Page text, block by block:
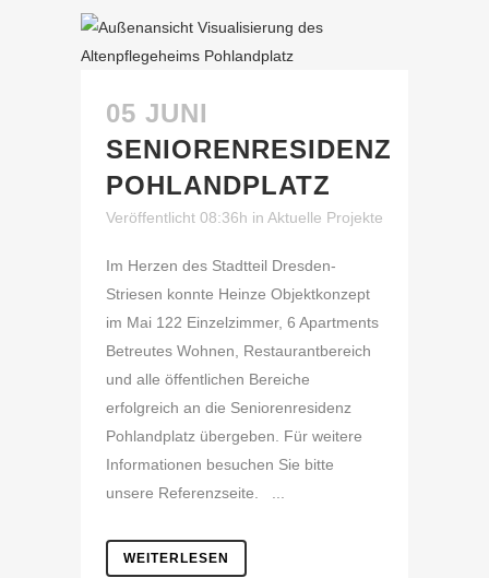
05 JUNI
SENIORENRESIDENZ
POHLANDPLATZ
Veröffentlicht 08:36h in Aktuelle Projekte
Im Herzen des Stadtteil Dresden-
Striesen konnte Heinze Objektkonzept
im Mai 122 Einzelzimmer, 6 Apartments
Betreutes Wohnen, Restaurantbereich
und alle öffentlichen Bereiche
erfolgreich an die Seniorenresidenz
Pohlandplatz übergeben. Für weitere
Informationen besuchen Sie bitte
unsere Referenzseite. ...
WEITERLESEN